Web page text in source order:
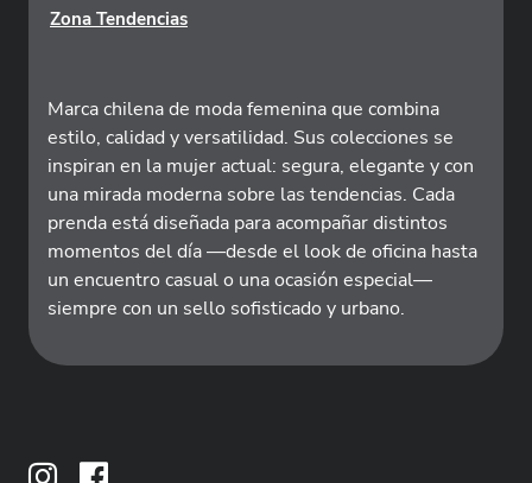
Zona Tendencias
Marca chilena de moda femenina que combina
estilo, calidad y versatilidad. Sus colecciones se
inspiran en la mujer actual: segura, elegante y con
una mirada moderna sobre las tendencias. Cada
prenda está diseñada para acompañar distintos
momentos del día —desde el look de oficina hasta
un encuentro casual o una ocasión especial—
siempre con un sello sofisticado y urbano.